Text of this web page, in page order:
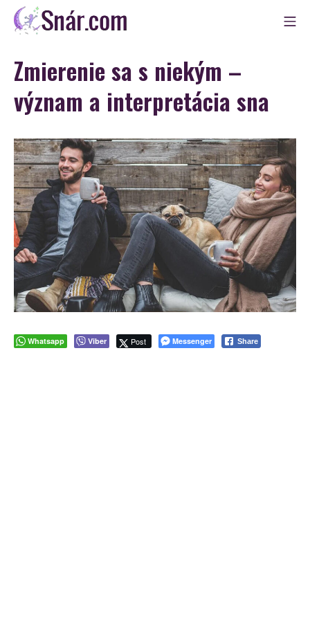
Skip
Snár
Zmierenie sa s niekým –
význam a interpretácia sna
Whatsapp Viber Post Messenger Share